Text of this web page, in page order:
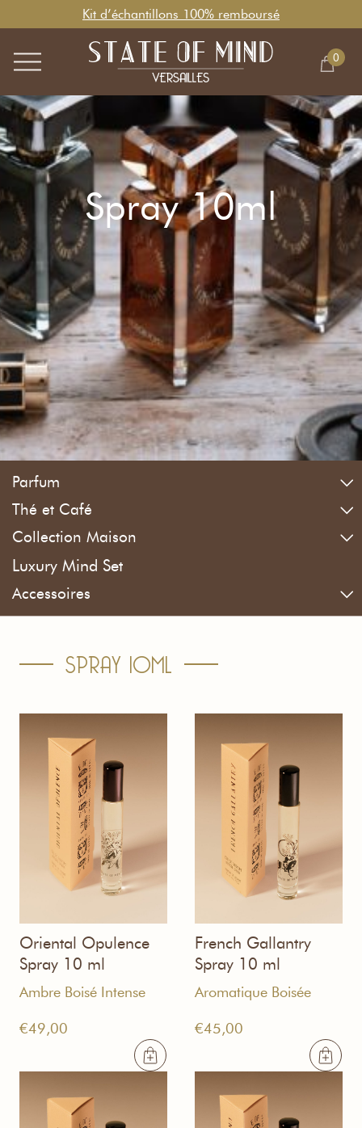
Kit d’échantillons 100% remboursé
0
Spray 10ml
Parfum
Thé et Café
Collection Maison
Luxury Mind Set
Accessoires
SPRAY 10ML
Oriental Opulence
Spray 10 ml
Ambre Boisé Intense
€49,00
French Gallantry
Spray 10 ml
Aromatique Boisée
€45,00